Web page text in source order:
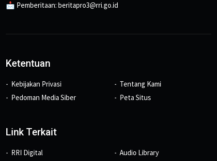
📩 Pemberitaan: beritapro3@rri.go.id
Ketentuan
Kebijakan Privasi
Pedoman Media Siber
Tentang Kami
Peta Situs
Link Terkait
RRI Digital
Audio Library